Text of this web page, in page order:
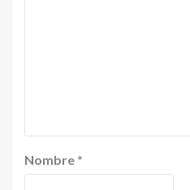
Nombre *